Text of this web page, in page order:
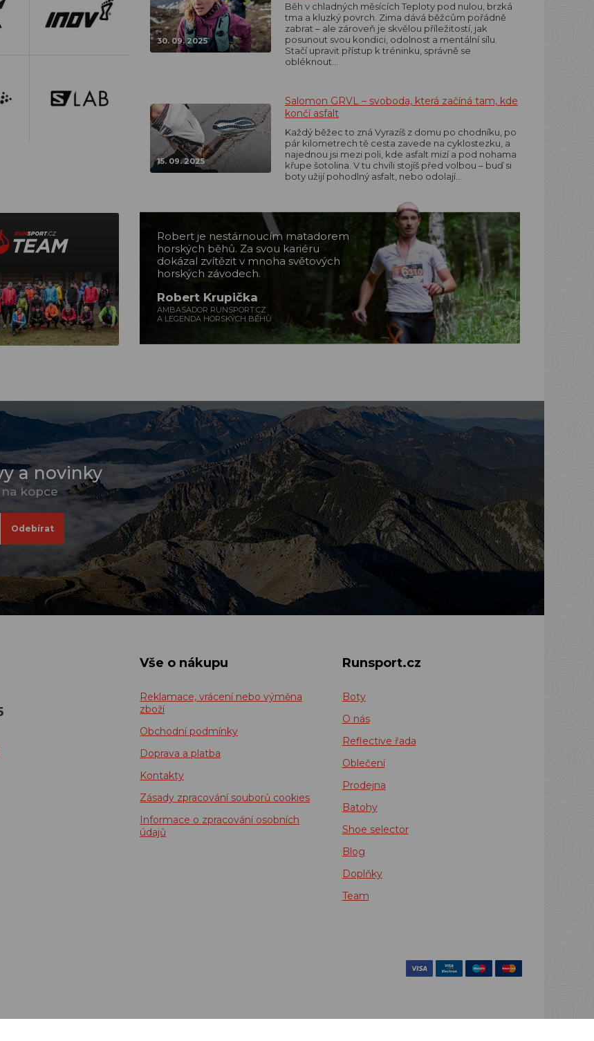
30. 09. 2025
Běh v chladných měsících Teploty pod nulou, brzká
tma a kluzký povrch. Zima dává běžcům pořádně
zabrat – ale zároveň je skvělou příležitostí, jak
posunout svou kondici, odolnost a mentální sílu.
Stačí upravit přístup k tréninku, správně se
obléknout…
15. 09. 2025
Salomon GRVL – svoboda, která začíná tam, kde
končí asfalt
Každý běžec to zná Vyrazíš z domu po chodníku, po
pár kilometrech tě cesta zavede na cyklostezku, a
najednou jsi mezi poli, kde asfalt mizí a pod nohama
křupe šotolina. V tu chvíli stojíš před volbou – buď si
boty užijí pohodlný asfalt, nebo odolají…
Robert je nestárnoucím matadorem
horských běhů. Za svou kariéru
dokázal zvítězit v mnoha světových
horských závodech.
Robert Krupička
AMBASADOR RUNSPORT.CZ
A LEGENDA HORSKÝCH BĚHŮ
a novinky
kopce
Vše o nákupu
Reklamace, vrácení nebo výměna
zboží
Obchodní podmínky
Doprava a platba
Kontakty
Zásady zpracování souborů cookies
Informace o zpracování osobních
údajů
Runsport.cz
Boty
O nás
Reflective řada
Oblečení
Prodejna
Batohy
Shoe selector
Blog
Doplňky
Team